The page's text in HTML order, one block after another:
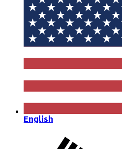
English